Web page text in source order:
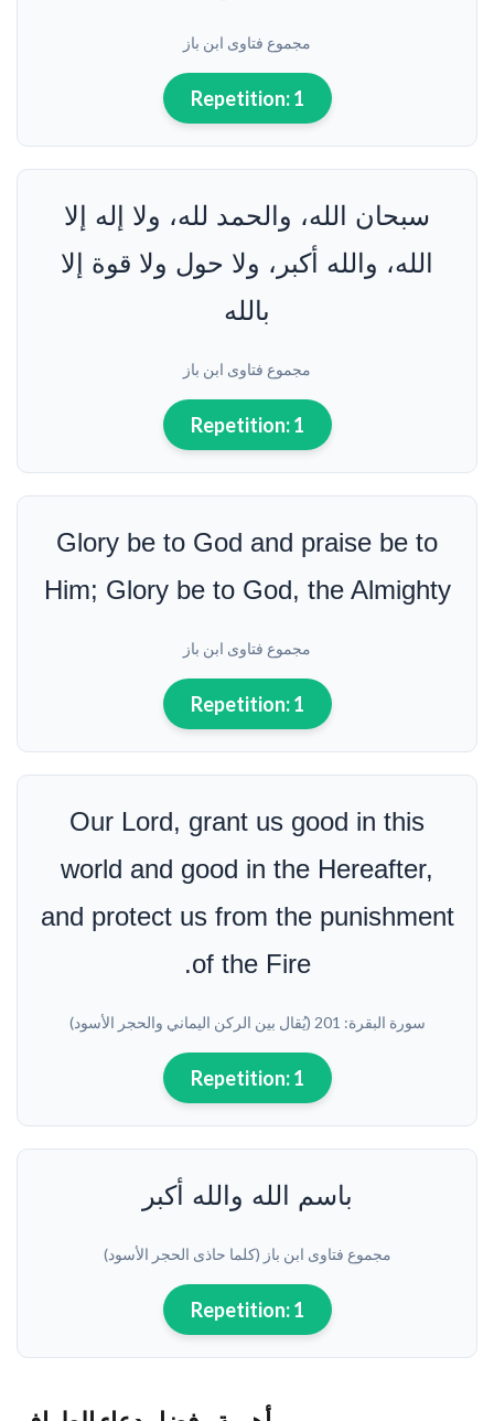
خلاصة
حول
الطواف
مجموع فتاوى ابن باز
Repetition:1
سبحان الله، والحمد لله، ولا إله إلا
الله، والله أكبر، ولا حول ولا قوة إلا
بالله
مجموع فتاوى ابن باز
Repetition:1
Glory be to God and praise be to
Him; Glory be to God, the Almighty
مجموع فتاوى ابن باز
Repetition:1
Our Lord, grant us good in this
world and good in the Hereafter,
and protect us from the punishment
of the Fire.
سورة البقرة: 201 (يُقال بين الركن اليماني والحجر الأسود)
Repetition:1
باسم الله والله أكبر
مجموع فتاوى ابن باز (كلما حاذى الحجر الأسود)
Repetition:1